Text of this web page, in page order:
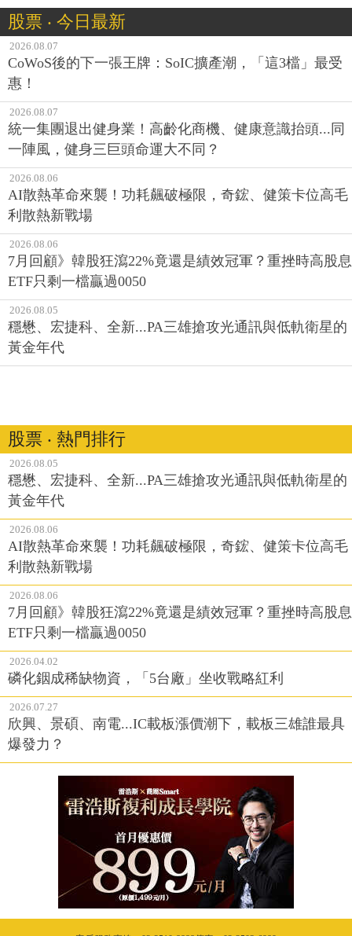
股票 ‧ 今日最新
2026.08.07
CoWoS後的下一張王牌：SoIC擴產潮，「這3檔」最受
惠！
2026.08.07
統一集團退出健身業！高齡化商機、健康意識抬頭...同
一陣風，健身三巨頭命運大不同？
2026.08.06
AI散熱革命來襲！功耗飆破極限，奇鋐、健策卡位高毛
利散熱新戰場
2026.08.06
7月回顧》韓股狂瀉22%竟還是績效冠軍？重挫時高股息
ETF只剩一檔贏過0050
2026.08.05
穩懋、宏捷科、全新...PA三雄搶攻光通訊與低軌衛星的
黃金年代
股票 ‧ 熱門排行
2026.08.05
穩懋、宏捷科、全新...PA三雄搶攻光通訊與低軌衛星的
黃金年代
2026.08.06
AI散熱革命來襲！功耗飆破極限，奇鋐、健策卡位高毛
利散熱新戰場
2026.08.06
7月回顧》韓股狂瀉22%竟還是績效冠軍？重挫時高股息
ETF只剩一檔贏過0050
2026.04.02
磷化銦成稀缺物資，「5台廠」坐收戰略紅利
2026.07.27
欣興、景碩、南電...IC載板漲價潮下，載板三雄誰最具
爆發力？